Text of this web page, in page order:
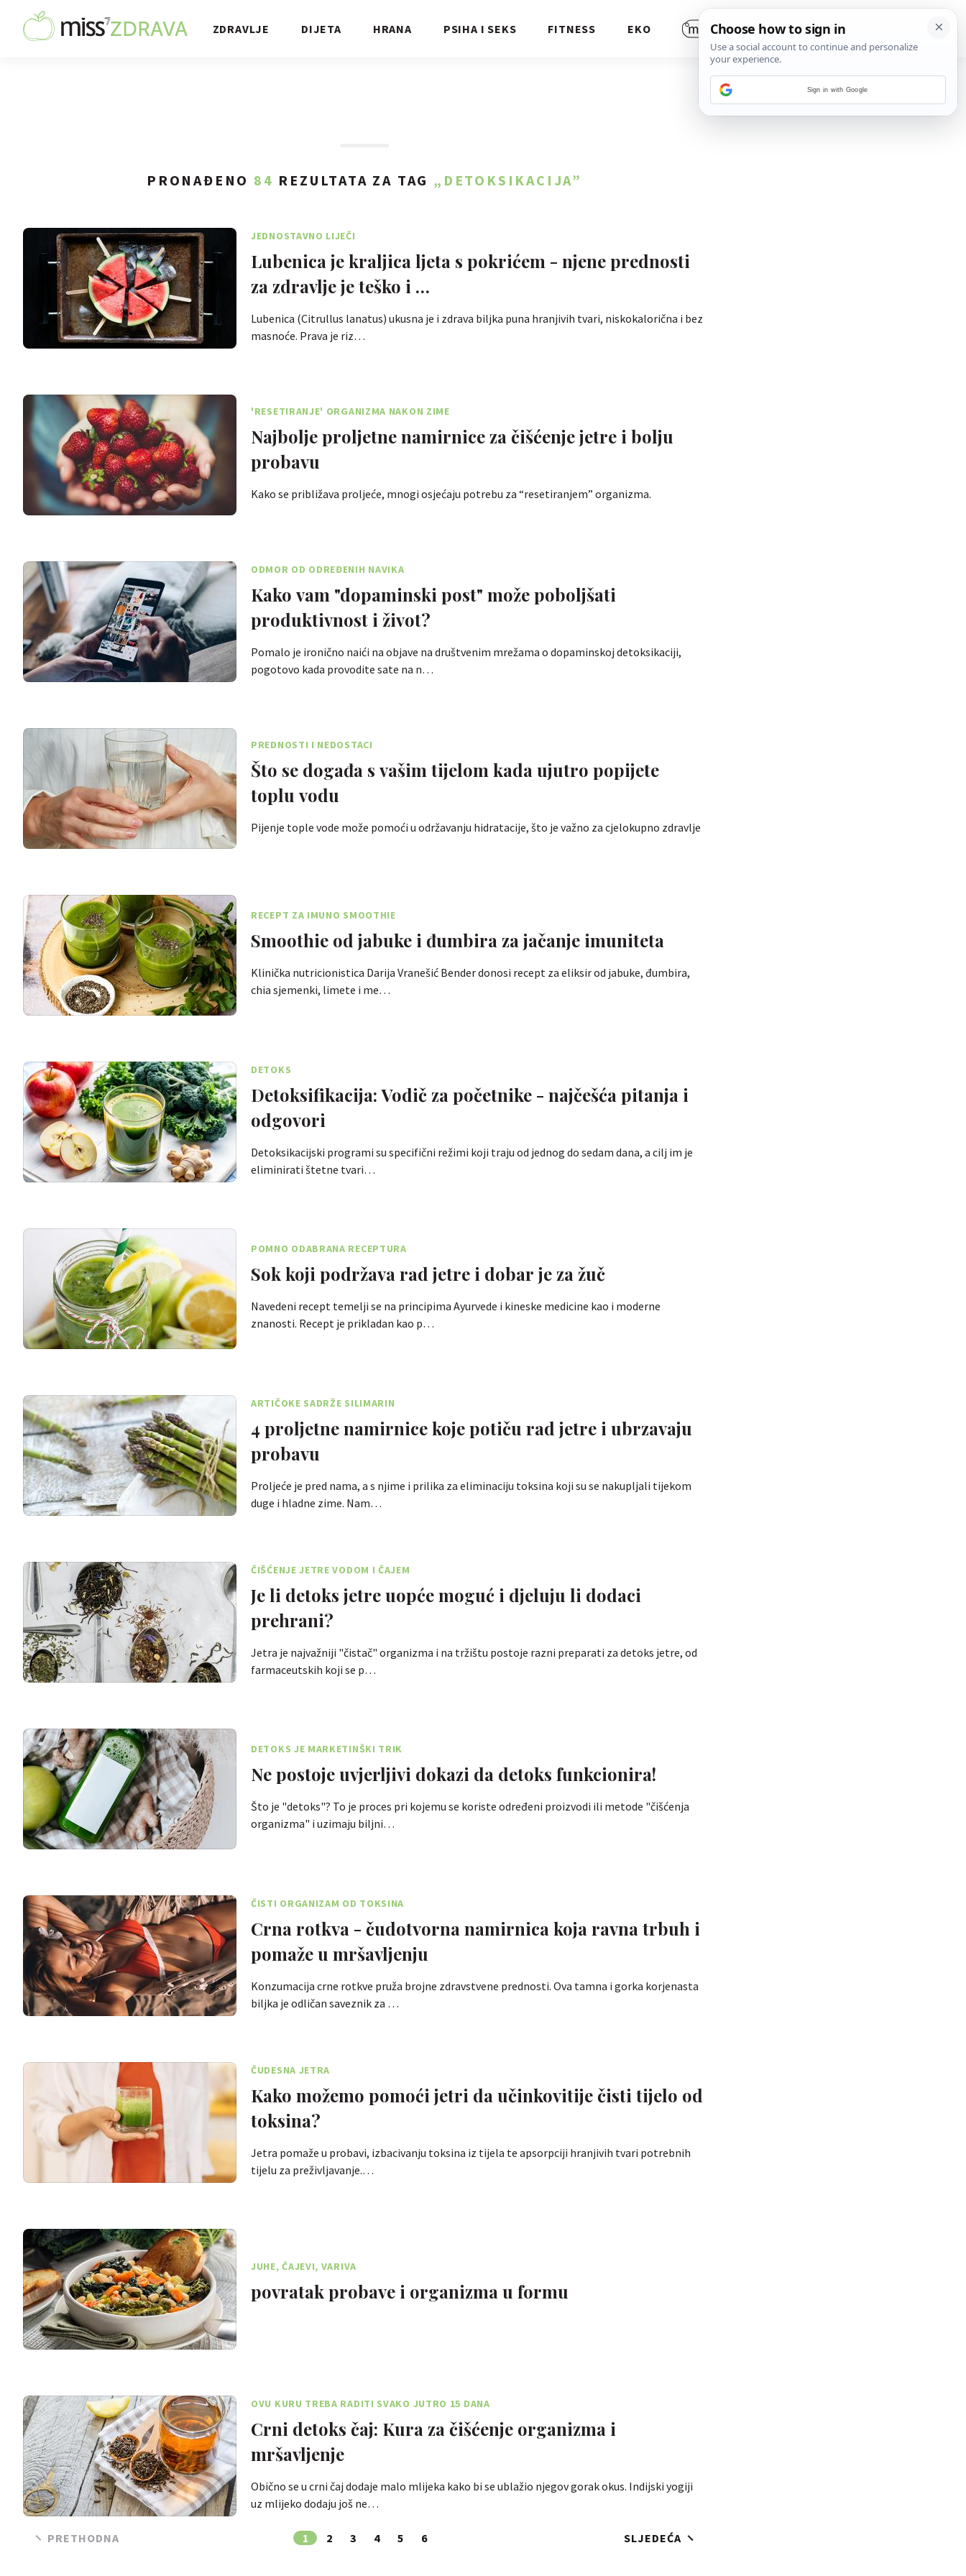
ZDRAVLJE DIJETA HRANA PSIHA I SEKS FITNESS EKO
PRONAĐENO 84 REZULTATA ZA TAG „DETOKSIKACIJA”
JEDNOSTAVNO LIJEČI
Lubenica je kraljica ljeta s pokrićem - njene prednosti
za zdravlje je teško i …
Lubenica (Citrullus lanatus) ukusna je i zdrava biljka puna hranjivih tvari, niskokalorična i bez
masnoće. Prava je riz…
'RESETIRANJE' ORGANIZMA NAKON ZIME
Najbolje proljetne namirnice za čišćenje jetre i bolju
probavu
Kako se približava proljeće, mnogi osjećaju potrebu za “resetiranjem” organizma.
ODMOR OD ODREĐENIH NAVIKA
Kako vam "dopaminski post" može poboljšati
produktivnost i život?
Pomalo je ironično naići na objave na društvenim mrežama o dopaminskoj detoksikaciji,
pogotovo kada provodite sate na n…
PREDNOSTI I NEDOSTACI
Što se događa s vašim tijelom kada ujutro popijete
toplu vodu
Pijenje tople vode može pomoći u održavanju hidratacije, što je važno za cjelokupno zdravlje
RECEPT ZA IMUNO SMOOTHIE
Smoothie od jabuke i đumbira za jačanje imuniteta
Klinička nutricionistica Darija Vranešić Bender donosi recept za eliksir od jabuke, đumbira,
chia sjemenki, limete i me…
DETOKS
Detoksifikacija: Vodič za početnike - najčešća pitanja i
odgovori
Detoksikacijski programi su specifični režimi koji traju od jednog do sedam dana, a cilj im je
eliminirati štetne tvari…
POMNO ODABRANA RECEPTURA
Sok koji podržava rad jetre i dobar je za žuč
Navedeni recept temelji se na principima Ayurvede i kineske medicine kao i moderne
znanosti. Recept je prikladan kao p…
ARTIČOKE SADRŽE SILIMARIN
4 proljetne namirnice koje potiču rad jetre i ubrzavaju
probavu
Proljeće je pred nama, a s njime i prilika za eliminaciju toksina koji su se nakupljali tijekom
duge i hladne zime. Nam…
ČIŠĆENJE JETRE VODOM I ČAJEM
Je li detoks jetre uopće moguć i djeluju li dodaci
prehrani?
Jetra je najvažniji "čistač" organizma i na tržištu postoje razni preparati za detoks jetre, od
farmaceutskih koji se p…
DETOKS JE MARKETINŠKI TRIK
Ne postoje uvjerljivi dokazi da detoks funkcionira!
Što je "detoks"? To je proces pri kojemu se koriste određeni proizvodi ili metode "čišćenja
organizma" i uzimaju biljni…
ČISTI ORGANIZAM OD TOKSINA
Crna rotkva - čudotvorna namirnica koja ravna trbuh i
pomaže u mršavljenju
Konzumacija crne rotkve pruža brojne zdravstvene prednosti. Ova tamna i gorka korjenasta
biljka je odličan saveznik za …
ČUDESNA JETRA
Kako možemo pomoći jetri da učinkovitije čisti tijelo od
toksina?
Jetra pomaže u probavi, izbacivanju toksina iz tijela te apsorpciji hranjivih tvari potrebnih
tijelu za preživljavanje.…
JUHE, ČAJEVI, VARIVA
povratak probave i organizma u formu
OVU KURU TREBA RADITI SVAKO JUTRO 15 DANA
Crni detoks čaj: Kura za čišćenje organizma i
mršavljenje
Obično se u crni čaj dodaje malo mlijeka kako bi se ublažio njegov gorak okus. Indijski yogiji
uz mlijeko dodaju još ne…
PRETHODNA 1 2 3 4 5 6 SLJEDEĆA
Sign in with Google